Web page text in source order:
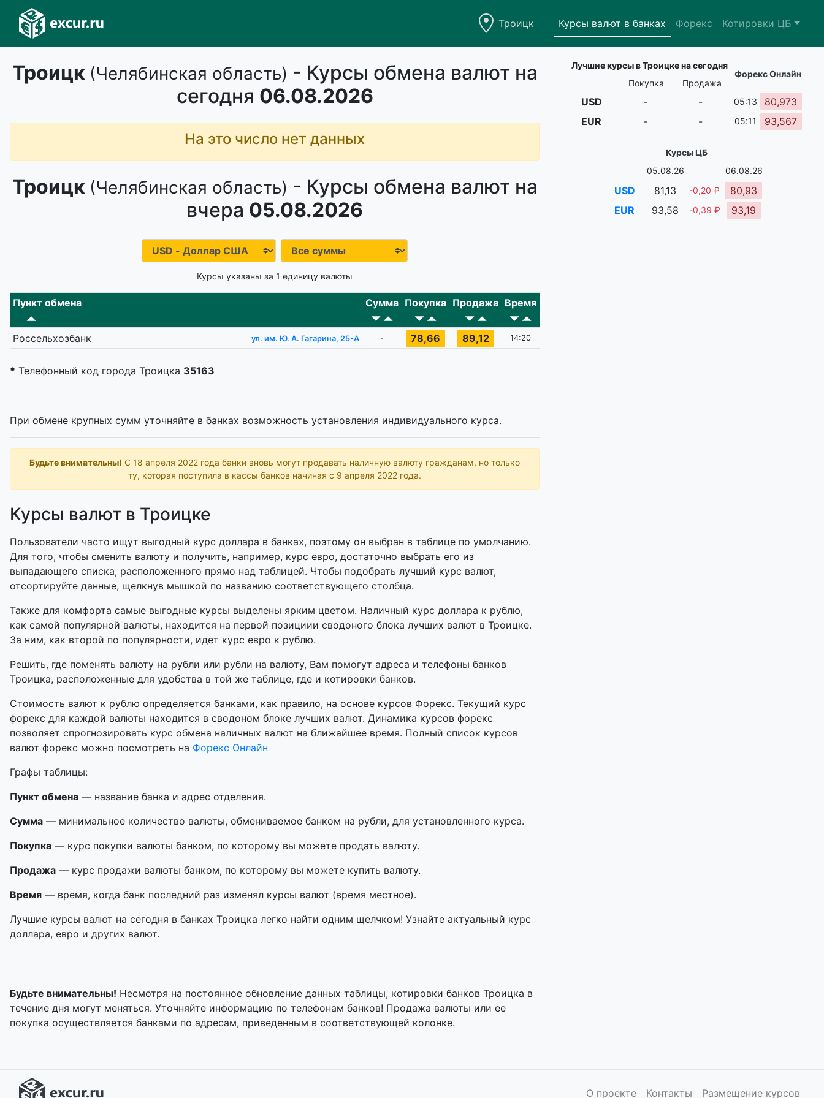
Троицк Курсы валют в банках Форекс Котировки ЦБ
Троицк (Челябинская область) - Курсы обмена валют на
сегодня 06.08.2026
На это число нет данных
Троицк (Челябинская область) - Курсы обмена валют на
вчера 05.08.2026
Курсы указаны за 1 единицу валюты
Пункт обмена Сумма Покупка Продажа Время
Россельхозбанк ул. им. Ю. А. Гагарина, 25-А - 78,66 89,12 14:20
* Телефонный код города Троицка 35163
При обмене крупных сумм уточняйте в банках возможность установления индивидуального курса.
Будьте внимательны! С 18 апреля 2022 года банки вновь могут продавать наличную валюту гражданам, но только
ту, которая поступила в кассы банков начиная с 9 апреля 2022 года.
Курсы валют в Троицке
Пользователи часто ищут выгодный курс доллара в банках, поэтому он выбран в таблице по умолчанию.
Для того, чтобы сменить валюту и получить, например, курс евро, достаточно выбрать его из
выпадающего списка, расположенного прямо над таблицей. Чтобы подобрать лучший курс валют,
отсортируйте данные, щелкнув мышкой по названию соответствующего столбца.
Также для комфорта самые выгодные курсы выделены ярким цветом. Наличный курс доллара к рублю,
как самой популярной валюты, находится на первой позициии сводоного блока лучших валют в Троицке.
За ним, как второй по популярности, идет курс евро к рублю.
Решить, где поменять валюту на рубли или рубли на валюту, Вам помогут адреса и телефоны банков
Троицка, расположенные для удобства в той же таблице, где и котировки банков.
Стоимость валют к рублю определяется банками, как правило, на основе курсов Форекс. Текущий курс
форекс для каждой валюты находится в сводоном блоке лучших валют. Динамика курсов форекс
позволяет спрогнозировать курс обмена наличных валют на ближайшее время. Полный список курсов
валют форекс можно посмотреть на Форекс Онлайн
Графы таблицы:
Пункт обмена — название банка и адрес отделения.
Сумма — минимальное количество валюты, обмениваемое банком на рубли, для установленного курса.
Покупка — курс покупки валюты банком, по которому вы можете продать валюту.
Продажа — курс продажи валюты банком, по которому вы можете купить валюту.
Время — время, когда банк последний раз изменял курсы валют (время местное).
Лучшие курсы валют на сегодня в банках Троицка легко найти одним щелчком! Узнайте актуальный курс
доллара, евро и других валют.
Будьте внимательны! Несмотря на постоянное обновление данных таблицы, котировки банков Троицка в
течение дня могут меняться. Уточняйте информацию по телефонам банков! Продажа валюты или ее
покупка осуществляется банками по адресам, приведенным в соответствующей колонке.
Лучшие курсы в Троицке на сегодня
Форекс Онлайн
Покупка
Продажа
USD - - 05:13
80,973
EUR
- - 05:11 93,567
Курсы ЦБ
05.08.26
06.08.26
USD 81,13 -0,20 ₽
80,93
EUR
93,58 -0,39 ₽ 93,19
О проекте Контакты Размещение курсов